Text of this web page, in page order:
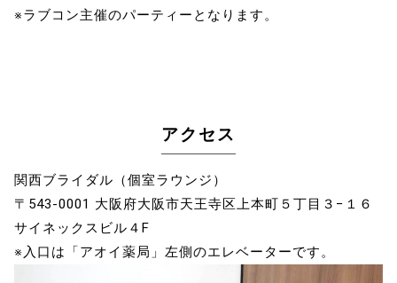
※ラブコン主催のパーティーとなります。
アクセス
関西ブライダル（個室ラウンジ）
〒543-0001 大阪府大阪市天王寺区上本町５丁目３−１６
サイネックスビル４F
※入口は「アオイ薬局」左側のエレベーターです。